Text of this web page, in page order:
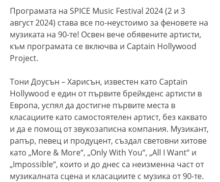
Програмата на SPICE Music Festival 2024 (2 и 3
август 2024) става все по-неустоимо за феновете на
музиката на 90-те! Освен вече обявените артисти,
към програмата се включва и Captain Hollywood
Project.
Тони Доусън – Харисън, известен като Captain
Hollywood е един от първите брейкденс артисти в
Европа, успял да достигне първите места в
класациите като самостоятелен артист, без каквато
и да е помощ от звукозаписна компания. Музикант,
рапър, певец и продуцент, създал световни хитове
като „More & More“, „Only With You“, „All I Want“ и
„Impossible“, които и до днес са неизменна част от
музикалната сцена и класациите с музика от 90-те.